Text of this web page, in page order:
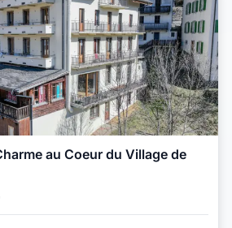
au Coeur du Village de